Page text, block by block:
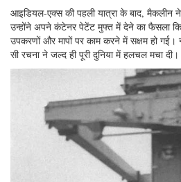
आइडियल-एक्स की पहली यात्रा के बाद, मैकलीन
उन्होंने अपने कंटेनर पेटेंट मुफ्त में देने का फैसला
उपकरणों और मापों पर काम करने में सक्षम हो गई।
सी रचना ने जल्द ही पूरी दुनिया में हलचल मचा दी।